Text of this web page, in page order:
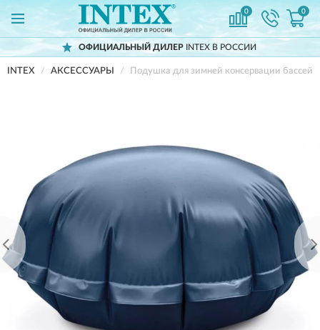
0 0
ОФИЦИАЛЬНЫЙ ДИЛЕР INTEX В РОССИИ
INTEX АКСЕССУАРЫ Подушка для зимней консервации